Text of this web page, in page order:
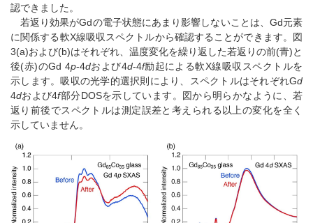
認できました。
若返り効果がGdの電子状態にあまり影響しないことは、Gd元素
に関係する軟X線吸収スペクトルから確認することができます。図
3(a)および(b)はそれぞれ、温度変化を繰り返した若返りの前(青)と
後(赤)のGd 4p-4dおよび4d-4f励起による軟X線吸収スペクトルを
示します。吸収の光学的選択則により、スペクトルはそれぞれGd
4dおよび4f部分DOSを示しています。図から明らかなように、若
返り前後でスペクトルは測定誤差と考えられる以上の変化を全く
示していません。